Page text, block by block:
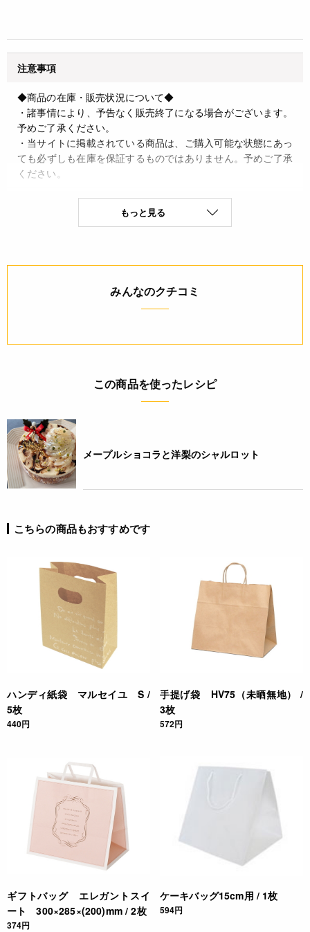
注意事項
◆商品の在庫・販売状況について◆
・諸事情により、予告なく販売終了になる場合がございます。
予めご了承ください。
・当サイトに掲載されている商品は、ご購入可能な状態にあっ
ても必ずしも在庫を保証するものではありません。予めご了承
ください。
4932503359391
もっと見る
みんなのクチコミ
この商品を使ったレシピ
メープルショコラと洋梨のシャルロット
こちらの商品もおすすめです
ハンディ紙袋 マルセイユ S /
5枚
440円
手提げ袋 HV75（未晒無地） /
3枚
572円
ギフトバッグ エレガントスイ
ート 300×285×(200)mm / 2枚
374円
ケーキバッグ15cm用 / 1枚
594円